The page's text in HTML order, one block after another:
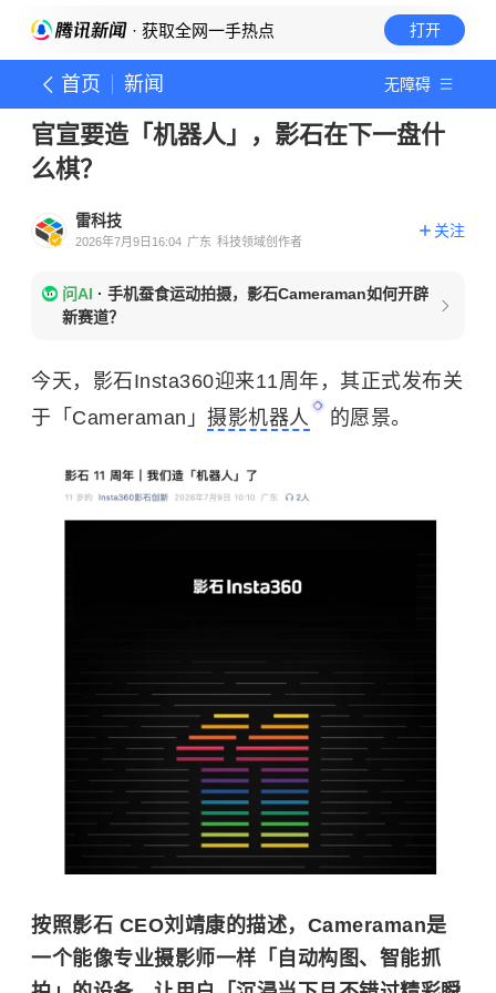
· 获取全网一手热点 打开
首页 新闻 无障碍
官宣要造「机器人」，影石在下一盘什
么棋？
雷科技
2026年7月9日16:04 广东 科技领域创作者
关注
问AI · 手机蚕食运动拍摄，影石Cameraman如何开辟
新赛道？
今天，影石Insta360迎来11周年，其正式发布关
于「Cameraman」 摄影机器人 的愿景。
按照影石 CEO刘靖康的描述，Cameraman是
一个能像专业摄影师一样「自动构图、智能抓